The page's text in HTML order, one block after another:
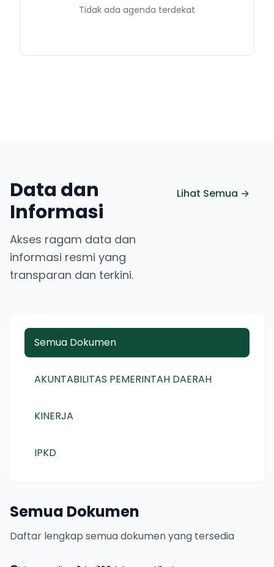
Tidak ada agenda terdekat
Data dan
Informasi
Akses ragam data dan
informasi resmi yang
transparan dan terkini.
Lihat Semua →
Semua Dokumen
AKUNTABILITAS PEMERINTAH DAERAH
KINERJA
IPKD
Semua Dokumen
Daftar lengkap semua dokumen yang tersedia